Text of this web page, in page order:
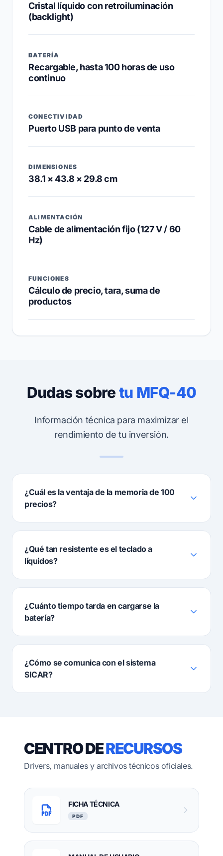
Cristal líquido con retroiluminación
(backlight)
BATERÍA
Recargable, hasta 100 horas de uso
continuo
CONECTIVIDAD
Puerto USB para punto de venta
DIMENSIONES
38.1 × 43.8 × 29.8 cm
ALIMENTACIÓN
Cable de alimentación fijo (127 V / 60
Hz)
FUNCIONES
Cálculo de precio, tara, suma de
productos
Dudas sobretu MFQ-40
Información técnica para maximizar el
rendimiento de tu inversión.
¿Cuál es la ventaja de la memoria de 100
precios?
¿Qué tan resistente es el teclado a
líquidos?
¿Cuánto tiempo tarda en cargarse la
batería?
¿Cómo se comunica con el sistema
SICAR?
CENTRO DERECURSOS
Drivers, manuales y archivos técnicos oficiales.
FICHA TÉCNICA
PDF